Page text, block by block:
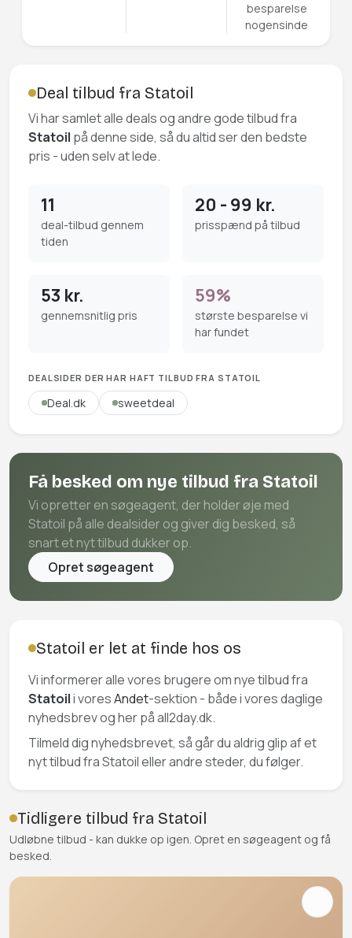
besparelse
nogensinde
Deal tilbud fra Statoil
Vi har samlet alle deals og andre gode tilbud fra
Statoil på denne side, så du altid ser den bedste
pris - uden selv at lede.
11
deal-tilbud gennem
tiden
20 - 99 kr.
prisspænd på tilbud
53 kr.
gennemsnitlig pris
59%
største besparelse vi
har fundet
DEALSIDER DER HAR HAFT TILBUD FRA STATOIL
Deal.dk sweetdeal
Få besked om nye tilbud fra Statoil
Vi opretter en søgeagent, der holder øje med
Statoil på alle dealsider og giver dig besked, så
snart et nyt tilbud dukker op.
Opret søgeagent
Statoil er let at finde hos os
Vi informerer alle vores brugere om nye tilbud fra
Statoili voresAndet-sektion - både i vores daglige
nyhedsbrev og her på all2day.dk.
Tilmeld dig nyhedsbrevet, så går du aldrig glip af et
nyt tilbud fra Statoil eller andre steder, du følger.
Tidligere tilbud fra Statoil
Udløbne tilbud - kan dukke op igen. Opret en søgeagent og få
besked.